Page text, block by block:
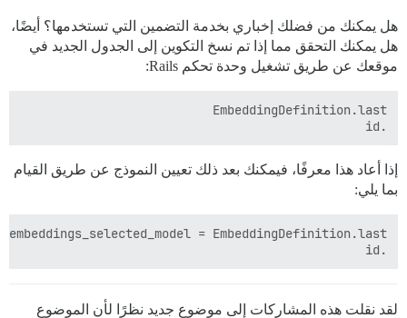
هل يمكنك من فضلك إخباري بخدمة التضمين التي تستخدمها؟ أيضًا،
هل يمكنك التحقق مما إذا تم نسخ التكوين إلى الجدول الجديد في
موقعك عن طريق تشغيل وحدة تحكم Rails:
.id
إذا أعاد هذا معرفًا، فيمكنك بعد ذلك تعيين النموذج عن طريق القيام
بما يلي:
.id
لقد نقلت هذه المشاركات إلى موضوع جديد نظرًا لأن الموضوع